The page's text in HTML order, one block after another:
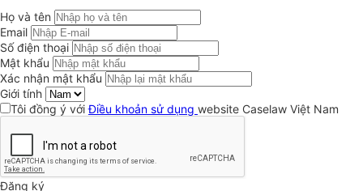
Họ và tên
Email
Số điện thoại
Mật khẩu
Xác nhận mật khẩu
Giới tính
Tôi đồng ý vớiĐiều khoản sử dụng website Caselaw Việt Nam
Đăng ký